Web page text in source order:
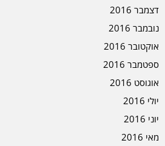
דצמבר 2016
נובמבר 2016
אוקטובר 2016
ספטמבר 2016
אוגוסט 2016
יולי 2016
יוני 2016
מאי 2016